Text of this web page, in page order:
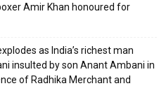
Amir Khan honoured for
as India’s richest man
insulted by son Anant Ambani in
of Radhika Merchant and